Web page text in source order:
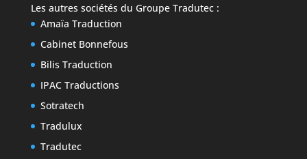
Les autres sociétés du Groupe Tradutec:
Amaïa Traduction
Cabinet Bonnefous
Bilis Traduction
IPAC Traductions
Sotratech
Tradulux
Tradutec